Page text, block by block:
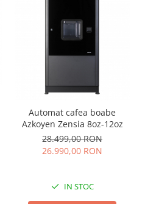
Automat cafea boabe
Azkoyen Zensia 8oz-12oz
28.499,00 RON
26.990,00 RON
IN STOC